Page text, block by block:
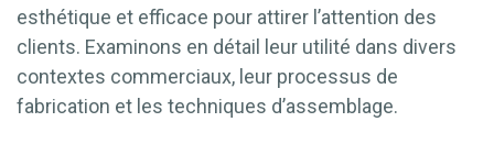
esthétique et efficace pour attirer l’attention des
clients. Examinons en détail leur utilité dans divers
contextes commerciaux, leur processus de
fabrication et les techniques d’assemblage.